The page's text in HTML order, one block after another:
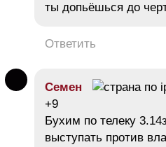
ты допьёшься до
Ответить
Семен
+9
Бухим по телеку
выступать против